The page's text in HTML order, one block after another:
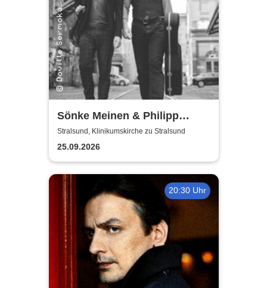
Sönke Meinen & Philipp
Wiechert | Konzert in
Klinikumskirche Strasund
Stralsund, Klinikumskirche zu Stralsund
25.09.2026
20:30 Uhr